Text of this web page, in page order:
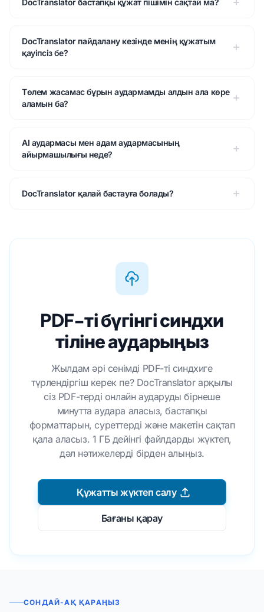
DocTranslator бастапқы құжат пішімін сақтай ма?
DocTranslator пайдалану кезінде менің құжатым
қауіпсіз бе?
Төлем жасамас бұрын аудармамды алдын ала көре
аламын ба?
AI аудармасы мен адам аудармасының
айырмашылығы неде?
DocTranslator қалай бастауға болады?
PDF-ті бүгінгі синдхи
тіліне аударыңыз
Жылдам әрі сенімді PDF-ті синдхиге
түрлендіргіш керек пе? DocTranslator арқылы
сіз PDF-терді онлайн аударуды бірнеше
минутта аудара аласыз, бастапқы
форматтарын, суреттерді және макетін сақтап
қала аласыз. 1 ГБ дейінгі файлдарды жүктеп,
дәл нәтижелерді бірден алыңыз.
Құжатты жүктеп салу
Бағаны қарау
СОНДАЙ-АҚ ҚАРАҢЫЗ